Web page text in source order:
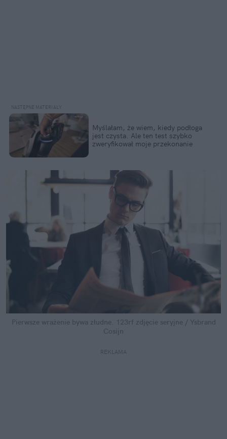
Myślałam, że wiem, kiedy podłoga
jest czysta. Ale ten test szybko
zweryfikował moje przekonanie
Pierwsze wrażenie bywa złudne. 123rf zdjęcie seryjne / Ysbrand
Cosijn
REKLAMA